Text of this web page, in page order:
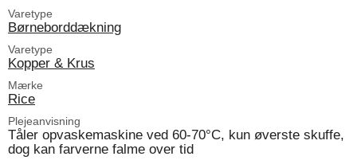
Varetype
Børneborddækning
Varetype
Kopper & Krus
Mærke
Rice
Plejeanvisning
Tåler opvaskemaskine ved 60-70°C, kun øverste skuffe,
dog kan farverne falme over tid